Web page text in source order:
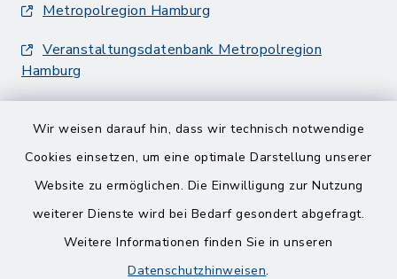
Wir weisen darauf hin, dass wir technisch notwendige
Cookies einsetzen, um eine optimale Darstellung unserer
Website zu ermöglichen. Die Einwilligung zur Nutzung
weiterer Dienste wird bei Bedarf gesondert abgefragt.
Weitere Informationen finden Sie in unseren
Datenschutzhinweisen.
Metropolregion Hamburg
Veranstaltungsdatenbank Metropolregion
Hamburg
Barrierefreiheit